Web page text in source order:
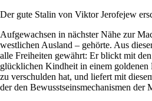
Der gute Stalin von Viktor Jerofejew
Aufgewachsen in nächster Nähe zur
westlichen Ausland – gehörte. Aus
alle Freiheiten gewährt: Er blickt mit
glücklichen Kindheit in einem goldenen
zu verschulden hat, und liefert mit
der den Bewusstseinsmechanismen der